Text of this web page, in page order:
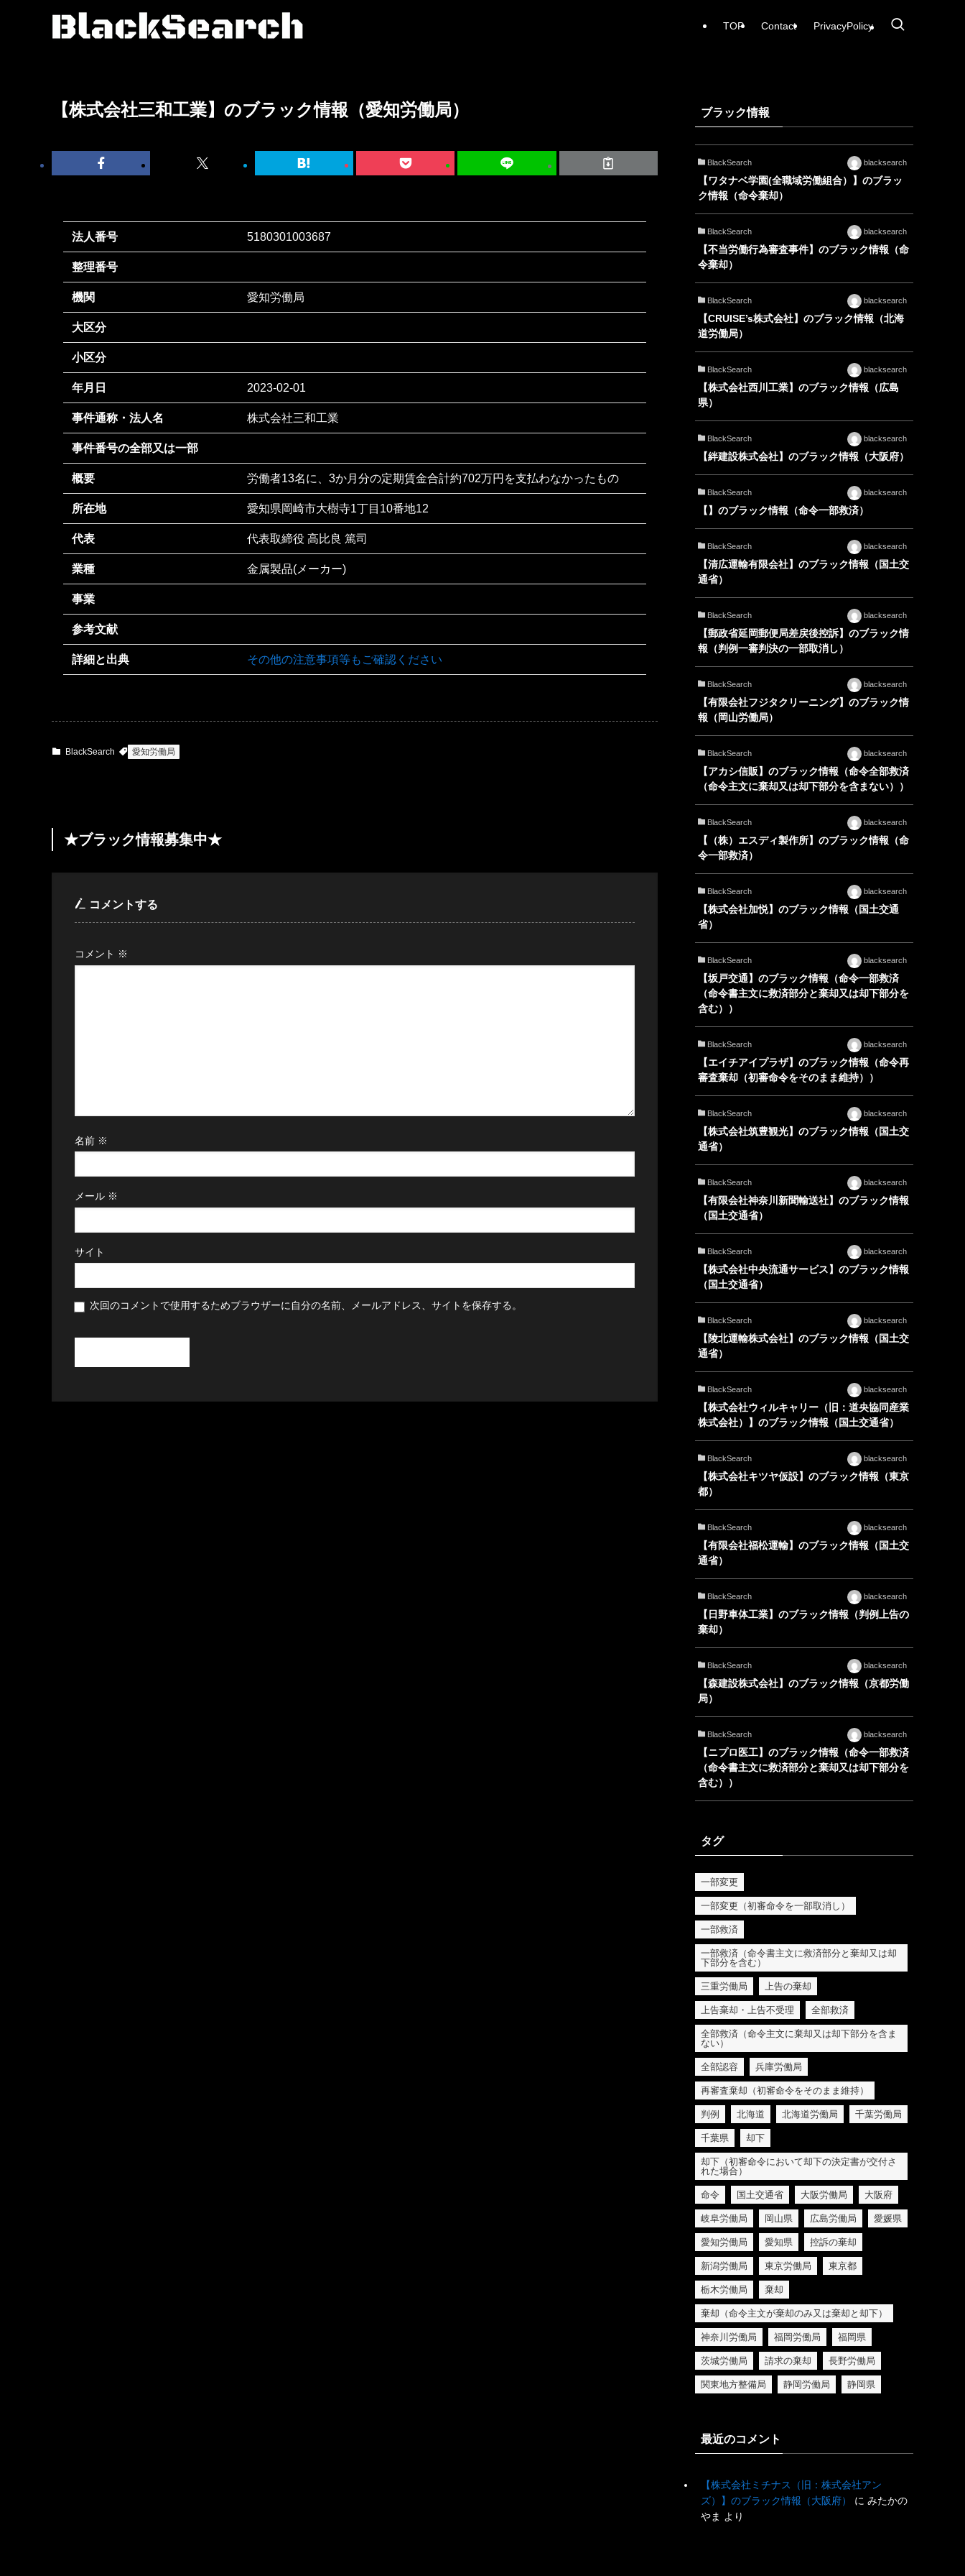
TOP Contact PrivacyPolicy
【株式会社三和工業】のブラック情報（愛知労働局）
法人番号 5180301003687
整理番号
機関 愛知労働局
大区分
小区分
年月日 2023-02-01
事件通称・法人名 株式会社三和工業
事件番号の全部又は一部
概要 労働者13名に、3か月分の定期賃金合計約702万円を支払わなかったもの
所在地 愛知県岡崎市大樹寺1丁目10番地12
代表 代表取締役 高比良 篤司
業種 金属製品(メーカー)
事業
参考文献
詳細と出典 その他の注意事項等もご確認ください
BlackSearch 愛知労働局
★ブラック情報募集中★
コメントする
コメント ※
名前 ※
メール ※
サイト
次回のコメントで使用するためブラウザーに自分の名前、メールアドレス、サイトを保存する。
ブラック情報
BlackSearch blacksearch
【ワタナベ学園(全職域労働組合）】のブラッ
ク情報（命令棄却）
BlackSearch blacksearch
【不当労働行為審査事件】のブラック情報（命
令棄却）
BlackSearch blacksearch
【CRUISE’s株式会社】のブラック情報（北海
道労働局）
BlackSearch blacksearch
【株式会社西川工業】のブラック情報（広島
県）
BlackSearch blacksearch
【絆建設株式会社】のブラック情報（大阪府）
BlackSearch blacksearch
【】のブラック情報（命令一部救済）
BlackSearch blacksearch
【清広運輸有限会社】のブラック情報（国土交
通省）
BlackSearch blacksearch
【郵政省延岡郵便局差戻後控訴】のブラック情
報（判例一審判決の一部取消し）
BlackSearch blacksearch
【有限会社フジタクリーニング】のブラック情
報（岡山労働局）
BlackSearch blacksearch
【アカシ信販】のブラック情報（命令全部救済
（命令主文に棄却又は却下部分を含まない））
BlackSearch blacksearch
【（株）エスディ製作所】のブラック情報（命
令一部救済）
BlackSearch blacksearch
【株式会社加悦】のブラック情報（国土交通
省）
BlackSearch blacksearch
【坂戸交通】のブラック情報（命令一部救済
（命令書主文に救済部分と棄却又は却下部分を
含む））
BlackSearch blacksearch
【エイチアイプラザ】のブラック情報（命令再
審査棄却（初審命令をそのまま維持））
BlackSearch blacksearch
【株式会社筑豊観光】のブラック情報（国土交
通省）
BlackSearch blacksearch
【有限会社神奈川新聞輸送社】のブラック情報
（国土交通省）
BlackSearch blacksearch
【株式会社中央流通サービス】のブラック情報
（国土交通省）
BlackSearch blacksearch
【陵北運輸株式会社】のブラック情報（国土交
通省）
BlackSearch blacksearch
【株式会社ウィルキャリー（旧：道央協同産業
株式会社）】のブラック情報（国土交通省）
BlackSearch blacksearch
【株式会社キツヤ仮設】のブラック情報（東京
都）
BlackSearch blacksearch
【有限会社福松運輸】のブラック情報（国土交
通省）
BlackSearch blacksearch
【日野車体工業】のブラック情報（判例上告の
棄却）
BlackSearch blacksearch
【森建設株式会社】のブラック情報（京都労働
局）
BlackSearch blacksearch
【ニプロ医工】のブラック情報（命令一部救済
（命令書主文に救済部分と棄却又は却下部分を
含む））
タグ
一部変更
一部変更（初審命令を一部取消し）
一部救済
一部救済（命令書主文に救済部分と棄却又は却
下部分を含む）
三重労働局 上告の棄却
上告棄却・上告不受理 全部救済
全部救済（命令主文に棄却又は却下部分を含ま
ない）
全部認容 兵庫労働局
再審査棄却（初審命令をそのまま維持）
判例 北海道 北海道労働局 千葉労働局
千葉県 却下
却下（初審命令において却下の決定書が交付さ
れた場合）
命令 国土交通省 大阪労働局 大阪府
岐阜労働局 岡山県 広島労働局 愛媛県
愛知労働局 愛知県 控訴の棄却
新潟労働局 東京労働局 東京都
栃木労働局 棄却
棄却（命令主文が棄却のみ又は棄却と却下）
神奈川労働局 福岡労働局 福岡県
茨城労働局 請求の棄却 長野労働局
関東地方整備局 静岡労働局 静岡県
最近のコメント
【株式会社ミチナス（旧：株式会社アン
ズ）】のブラック情報（大阪府）
に みたかの
やま より